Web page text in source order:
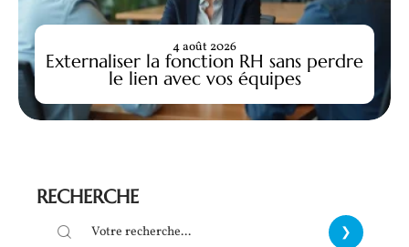
Externaliser la fonction RH sans perdre
le lien avec vos équipes
4 août 2026
RECHERCHE